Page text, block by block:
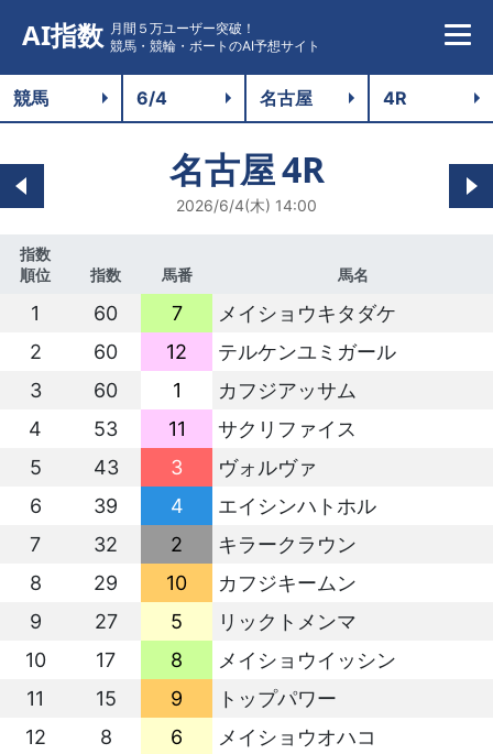
AI指数 月間５万ユーザー突破！
競馬・競輪・ボートのAI予想サイト
名古屋4R
2026/6/4(木) 14:00
指数
順位
指数 馬番 馬名
1 60 7
メイショウキタダケ
2
60 12
テルケンユミガール
3
60 1
カフジアッサム
4
53 11
サクリファイス
5
43 3
ヴォルヴァ
6
39 4
エイシンハトホル
7
32 2
キラークラウン
8
29 10
カフジキームン
9
27 5
リックトメンマ
10
17 8
メイショウイッシン
11
15 9
トップパワー
12
8 6 メイショウオハコ